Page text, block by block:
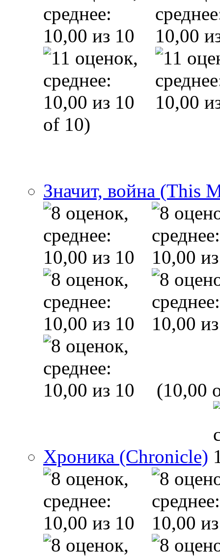
of 10)
Значит, война (This
(10,00
Хроника (Chronicle)